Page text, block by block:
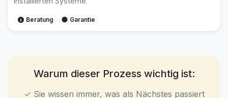
Beratung Garantie
Warum dieser Prozess wichtig ist:
✓ Sie wissen immer, was als Nächstes passiert